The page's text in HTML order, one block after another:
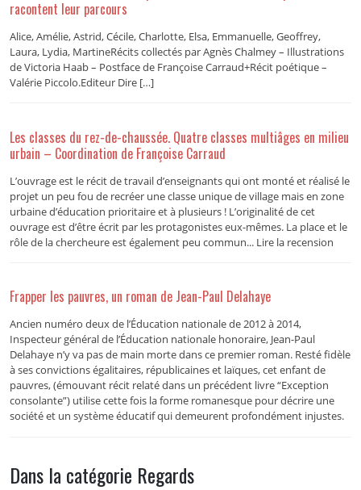
racontent leur parcours
Alice, Amélie, Astrid, Cécile, Charlotte, Elsa, Emmanuelle, Geoffrey,
Laura, Lydia, MartineRécits collectés par Agnès Chalmey – Illustrations
de Victoria Haab – Postface de Françoise Carraud+Récit poétique –
Valérie Piccolo.Editeur Dire […]
Les classes du rez-de-chaussée. Quatre classes multiâges en milieu
urbain – Coordination de Françoise Carraud
L’ouvrage est le récit de travail d’enseignants qui ont monté et réalisé le
projet un peu fou de recréer une classe unique de village mais en zone
urbaine d’éducation prioritaire et à plusieurs ! L’originalité de cet
ouvrage est d’être écrit par les protagonistes eux-mêmes. La place et le
rôle de la chercheure est également peu commun... Lire la recension
Frapper les pauvres, un roman de Jean-Paul Delahaye
Ancien numéro deux de l’Éducation nationale de 2012 à 2014,
Inspecteur général de l’Éducation nationale honoraire, Jean-Paul
Delahaye n’y va pas de main morte dans ce premier roman. Resté fidèle
à ses convictions égalitaires, républicaines et laïques, cet enfant de
pauvres, (émouvant récit relaté dans un précédent livre “Exception
consolante”) utilise cette fois la forme romanesque pour décrire une
société et un système éducatif qui demeurent profondément injustes.
Dans la catégorie Regards